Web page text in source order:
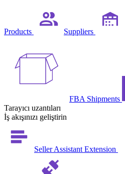
Products Suppliers
FBA Shipments
Tarayıcı uzantıları
İş akışınızı geliştirin
Seller Assistant Extension